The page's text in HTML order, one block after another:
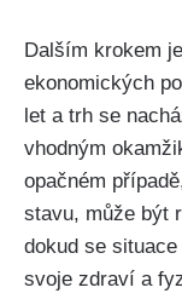
Dalším krokem
ekonomických
let a trh se
vhodným
opačném
stavu, může být
dokud se
svoje zdraví a